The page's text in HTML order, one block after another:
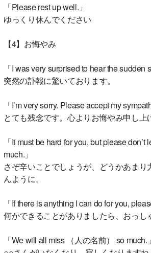
「Please rest up well.」
ゆっくり休んでください
【4】お悔やみ
「I was very surprised to hear the sudden
突然の訃報に驚いております。
「I’m very sorry. Please accept my
とても残念です。心よりお悔やみ申し上
「It must be hard for you, but please
much.」
さぞ辛いことでしょうが、どうかあま
んように。
「If there is anything I can do for you,
何かできることがありましたら、おっし
「We will all miss （人の名前） so much.」